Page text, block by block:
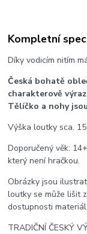
Kompletní
Díky vodicím nitím
Česká bohatě
charakterově
Tělíčko a nohy
Výška loutky sca.
Doporučený věk:
který není hračkou.
Obrázky jsou
loutky se může lišit
dostupnosti
TRADIČNÍ ČESKÝ